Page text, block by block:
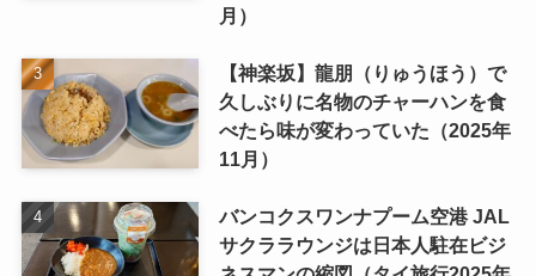
月）
【神楽坂】龍朋（りゅうほう）で
久しぶりに名物のチャーハンを食
べたら味が変わっていた（2025年
11月）
バンコクスワンナプーム空港 JAL
サクララウンジは日本人駐在ビジ